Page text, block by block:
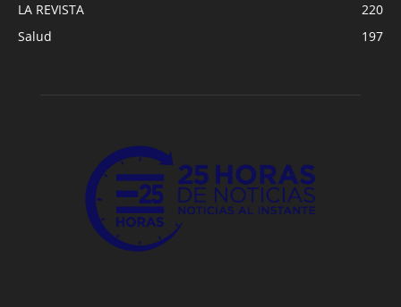
LA REVISTA
220
Salud
197